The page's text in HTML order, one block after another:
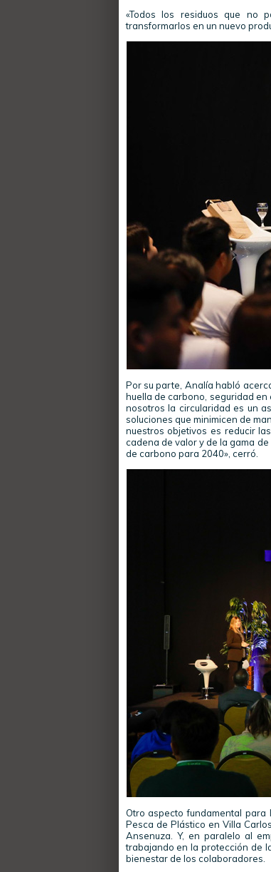
«Todos los residuos que no
transformarlos en un nuevo
Por su parte, Analía habló
huella de carbono, seguridad
nosotros la circularidad es un
soluciones que minimicen de
nuestros objetivos es reducir
cadena de valor y de la gama
de carbono para 2040», cerró.
Otro aspecto fundamental
Pesca de Plástico en Villa
Ansenuza. Y, en paralelo al
trabajando en la protección de
bienestar de los colaboradores.